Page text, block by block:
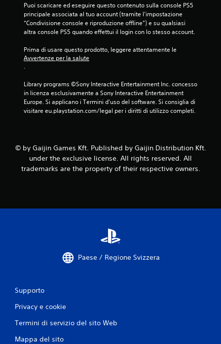
1
v
u
t
z
i
Puoi scaricare ed eseguire questo contenuto sulla console PS5
principale associata al tuo account (tramite l'impostazione
“Condivisione console e riproduzione offline”) e su qualsiasi
altra console PS5 quando effettui il login con lo stesso account.
Prima di usare questo prodotto, leggere attentamente le
Avvertenze per la salute
.
Library programs ©Sony Interactive Entertainment Inc. concesso
in licenza esclusivamente a Sony Interactive Entertainment
Europe. Si applicano i Termini d'uso del software. Si consiglia di
visitare eu.playstation.com/legal per i diritti di utilizzo completi.
© by Gaijin Games Kft. Published by Gaijin Distribution Kft.
under the exclusive license. All rights reserved. All
trademarks are the property of their respective owners.
Paese / Regione Svizzera
Supporto
Privacy e cookie
Termini di servizio del sito Web
Mappa del sito